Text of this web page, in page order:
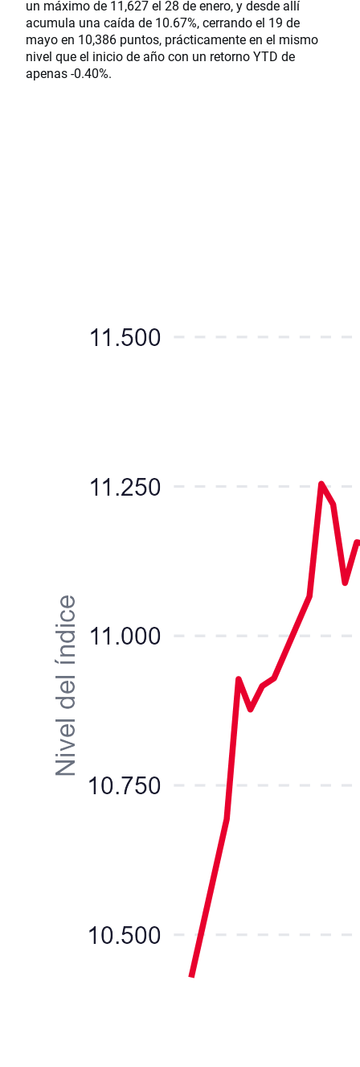
un máximo de 11,627 el 28 de enero, y desde allí
acumula una caída de 10.67%, cerrando el 19 de
mayo en 10,386 puntos, prácticamente en el mismo
nivel que el inicio de año con un retorno YTD de
apenas -0.40%.